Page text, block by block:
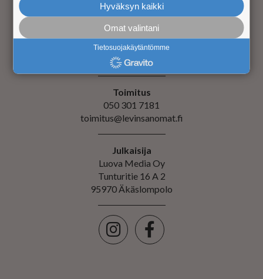
Asiakaspalvelu & mainoslaskutus
tiistai-torstai klo 9-16
Anette Lumme
040 350 3113
asiakaspalvelu@luovamedia.com
Toimitus
050 301 7181
toimitus@levinsanomat.fi
Julkaisija
Luova Media Oy
Tunturitie 16 A 2
95970 Äkäslompolo
Hyväksyn kaikki
Omat valintani
Tietosuojakäytäntömme